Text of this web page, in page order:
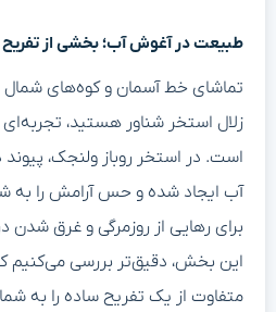
طبیعت در آغوش آب؛ بخشی از
تماشای خط آسمان و کوه‌های شمال
زلال استخر شناور هستید،
است. در استخر روباز ولنجک،
آب ایجاد شده و حس آرامش را به
برای رهایی از روزمرگی و غرق شدن
این بخش، دقیق‌تر بررسی می‌کنیم
متفاوت از یک تفریح ساده را به